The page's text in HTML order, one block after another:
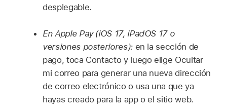
desplegable.
En Apple Pay (iOS 17, iPadOS 17 o
versiones posteriores):en la sección de
pago, toca Contacto y luego elige Ocultar
mi correo para generar una nueva dirección
de correo electrónico o usa una que ya
hayas creado para la app o el sitio web.